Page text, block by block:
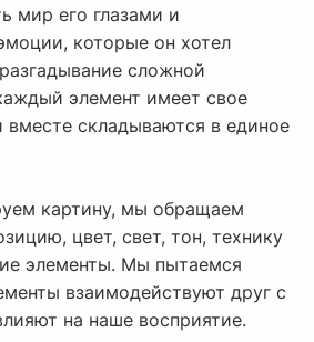
мир его глазами и
которые он хотел
сложной
элемент имеет свое
вместе складываются в единое
картину, мы обращаем
цвет, свет, тон, технику
элементы. Мы пытаемся
взаимодействуют друг с
на наше восприятие.